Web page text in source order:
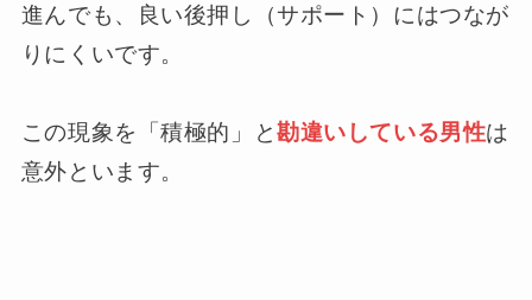
進んでも、良い後押し（サポート）にはつなが
りにくいです。
この現象を「積極的」と勘違いしている男性は
意外といます。